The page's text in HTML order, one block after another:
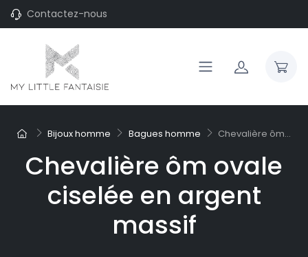
Contactez-nous
Bijoux homme Bagues homme Chevalière ôm...
Chevalière ôm ovale
ciselée en argent
massif